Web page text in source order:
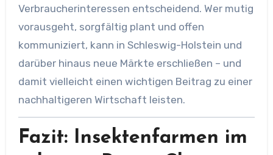
Verbraucherinteressen entscheidend. Wer mutig
vorausgeht, sorgfältig plant und offen
kommuniziert, kann in Schleswig-Holstein und
darüber hinaus neue Märkte erschließen – und
damit vielleicht einen wichtigen Beitrag zu einer
nachhaltigeren Wirtschaft leisten.
Fazit: Insektenfarmen im